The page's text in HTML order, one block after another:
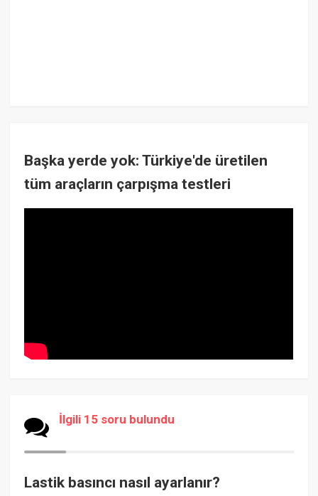
Başka yerde yok: Türkiye'de üretilen
tüm araçların çarpışma testleri
İlgili 15 soru bulundu
Lastik basıncı nasıl ayarlanır?